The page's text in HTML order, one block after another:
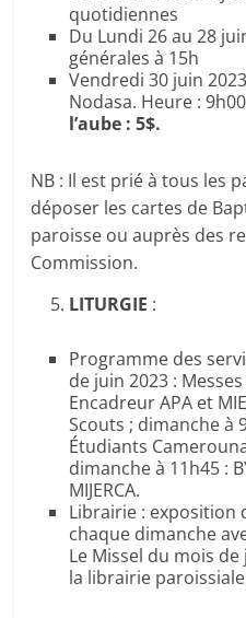
quotidiennes
Du Lundi 26 au 28
générales à 15h
Vendredi 30 juin
Nodasa. Heure :
l’aube : 5$.
NB : Il est prié à tous les
déposer les cartes de
paroisse ou auprès des
Commission.
LITURGIE :
Programme des
de juin 2023 :
Encadreur APA et
Scouts ; dimanche à
Étudiants
dimanche à 11h45 :
MIJERCA.
Librairie : exposition
chaque dimanche
Le Missel du mois
la librairie